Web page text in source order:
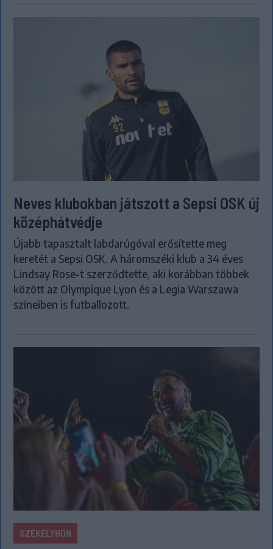
Neves klubokban játszott a Sepsi OSK új
középhátvédje
Újabb tapasztalt labdarúgóval erősítette meg
keretét a Sepsi OSK. A háromszéki klub a 34 éves
Lindsay Rose-t szerződtette, aki korábban többek
között az Olympique Lyon és a Legia Warszawa
színeiben is futballozott.
SZÉKELYHON